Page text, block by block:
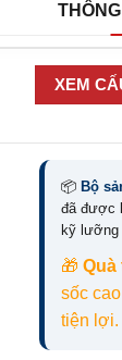
XEM
📦 Bộ
đã được
kỹ
🎁Quà
sốc
tiện lợi.